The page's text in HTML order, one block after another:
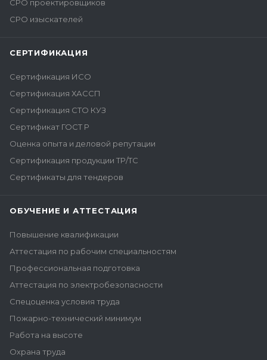
СРО проектировщиков
СРО изыскателей
СЕРТИФИКАЦИЯ
Сертификация ИСО
Сертификация ХАССП
Сертификация СТО КУЗ
Сертификат ГОСТ Р
Оценка опыта и деловой репутации
Сертификация продукции ТР/ТС
Сертификаты для тендеров
ОБУЧЕНИЕ И АТТЕСТАЦИЯ
Повышение квалификации
Аттестация по рабочим специальностям
Профессиональная подготовка
Аттестация по электробезопасности
Спецоценка условия труда
Пожарно-технический минимум
Работа на высоте
Охрана труда